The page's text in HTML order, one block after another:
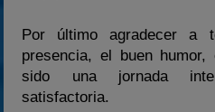
Por último agradecer a
presencia, el buen
sido una jornada
satisfactoria.